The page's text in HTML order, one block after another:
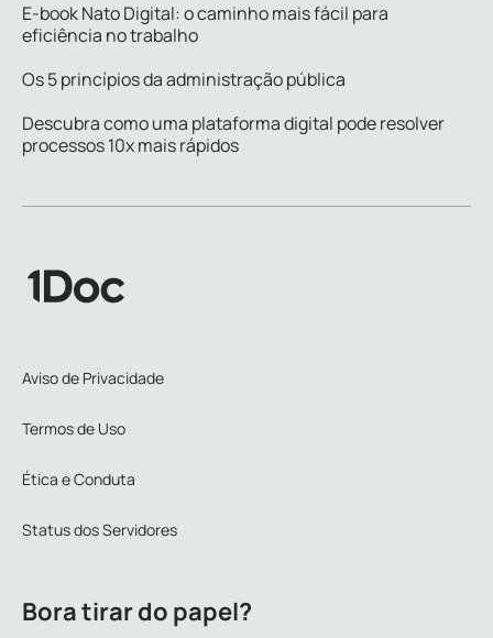
E-book Nato Digital: o caminho mais fácil para
eficiência no trabalho
Os 5 princípios da administração pública
Descubra como uma plataforma digital pode resolver
processos 10x mais rápidos
Aviso de Privacidade
Termos de Uso
Ética e Conduta
Status dos Servidores
Bora tirar do papel?